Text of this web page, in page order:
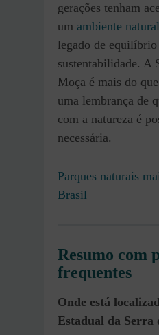
gerações tenham
um ambiente natural
legado de equilíbrio
sustentabilidade. A
Moça é mais do
uma lembrança de
com a natureza é
necessária.
Parques naturais
Brasil
Resumo com
frequentes
Onde está
Estadual da Serra